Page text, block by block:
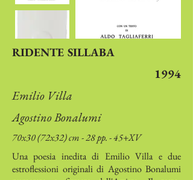
RIDENTE SILLABA
1994
Emilio Villa
Agostino Bonalumi
70x30 (72x32) cm - 28 pp. - 45+XV
Una poesia inedita di Emilio Villa e due
estroflessioni originali di Agostino Bonalumi